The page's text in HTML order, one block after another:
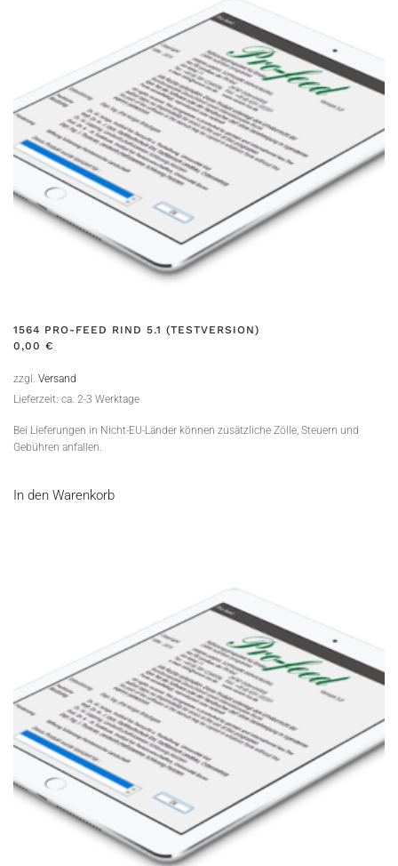
1564 PRO-FEED RIND 5.1 (TESTVERSION)
0,00 €
zzgl. Versand
Lieferzeit: ca. 2-3 Werktage
Bei Lieferungen in Nicht-EU-Länder können zusätzliche Zölle, Steuern und
Gebühren anfallen.
In den Warenkorb